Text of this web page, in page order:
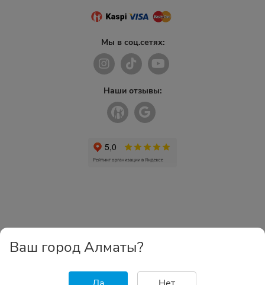
Мы в соц.сетях:
Наши отзывы:
Ваш город Алматы?